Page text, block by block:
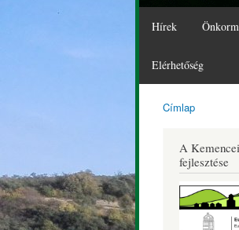
Hírek
Elérhetőség
Kemence
Község
Honlapja
Címlap
A
fejlesztése